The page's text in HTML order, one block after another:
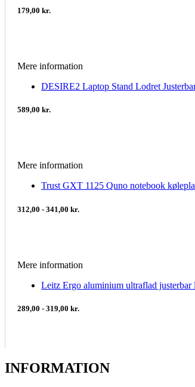
179,00 kr.
Mere information
DESIRE2 Laptop Stand Lodret
589,00 kr.
Mere information
Trust GXT 1125 Quno notebook
312,00 - 341,00 kr.
Mere information
Leitz Ergo aluminium ultraflad justerbar
289,00 - 319,00 kr.
INFORMATION